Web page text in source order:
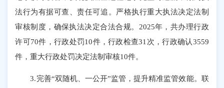
法行为有据可查、责任可追。严格执行重大执法决定法制
审核制度，确保执法决定合法合规。2025年，共办理行政
许可70件，行政处罚10件，行政检查31次，行政确认3559
件，重大行政处罚决定法制审核10件。
3.完善“双随机、一公开”监管，提升精准监管效能。联